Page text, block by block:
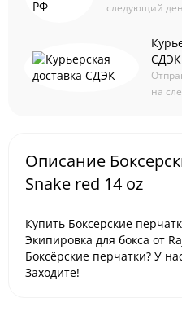
следующий
СДЭК
на
Описание
Snake red 14 oz
Купить Боксерские
Экипировка для бокса от
Боксёрские перчатки? У
Заходите!